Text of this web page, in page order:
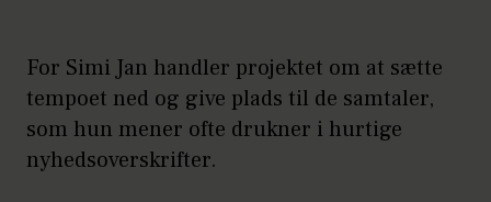
For Simi Jan handler projektet om at sætte
tempoet ned og give plads til de samtaler,
som hun mener ofte drukner i hurtige
nyhedsoverskrifter.